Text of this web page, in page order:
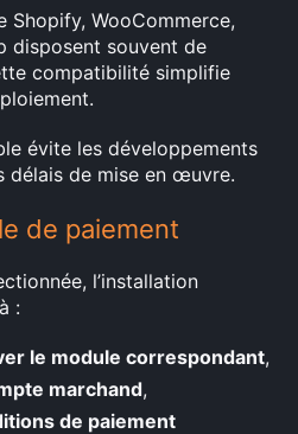
Shopify, WooCommerce,
disposent souvent de
compatibilité simplifie
évite les développements
délais de mise en œuvre.
de paiement
l’installation
:
le module correspondant,
marchand,
de paiement